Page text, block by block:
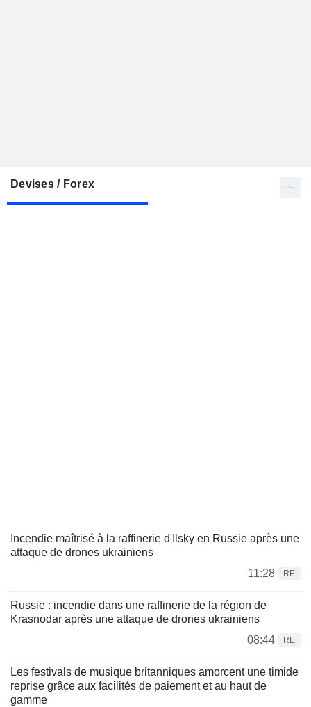
Devises / Forex
Incendie maîtrisé à la raffinerie d'Ilsky en Russie après une
attaque de drones ukrainiens
11:28
RE
Russie : incendie dans une raffinerie de la région de
Krasnodar après une attaque de drones ukrainiens
08:44
RE
Les festivals de musique britanniques amorcent une timide
reprise grâce aux facilités de paiement et au haut de
gamme